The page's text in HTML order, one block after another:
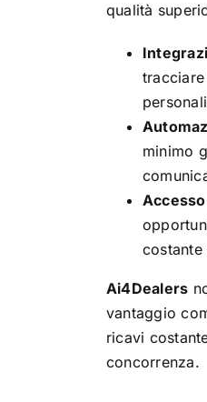
qualità
minimo
Ai4Dealers
vantaggio
ricavi
concorrenza.